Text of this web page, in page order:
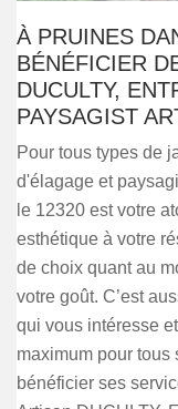
À PRUINES
BÉNÉFICIER
DUCULTY,
PAYSAGIST
Pour tous types de
d'élagage et
le 12320 est votre
esthétique à votre
de choix quant au
votre goût. C’est
qui vous intéresse
maximum pour tous
bénéficier ses